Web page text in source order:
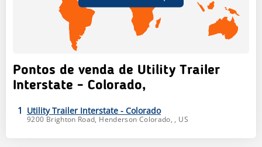
Pontos de venda de Utility Trailer
Interstate - Colorado,
1 Utility Trailer Interstate - Colorado
9200 Brighton Road, Henderson Colorado, , US